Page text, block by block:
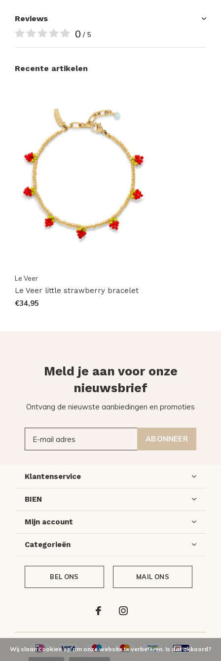
Reviews
0 / 5
Recente artikelen
Le Veer
Le Veer little strawberry bracelet
€34,95
Meld je aan voor onze
nieuwsbrief
Ontvang de nieuwste aanbiedingen en promoties
ABONNEER
Klantenservice
BIEN
Mijn account
Categorieën
BEL ONS MAIL ONS
Wij slaan cookies op om onze website te verbeteren. Is dat akkoord?